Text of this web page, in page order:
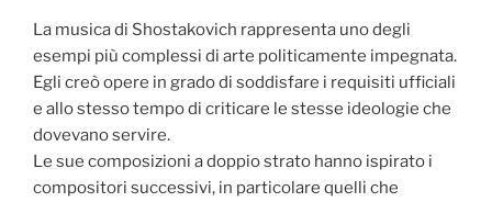
La musica di Shostakovich rappresenta uno degli
esempi più complessi di arte politicamente impegnata.
Egli creò opere in grado di soddisfare i requisiti ufficiali
e allo stesso tempo di criticare le stesse ideologie che
dovevano servire.
Le sue composizioni a doppio strato hanno ispirato i
compositori successivi, in particolare quelli che